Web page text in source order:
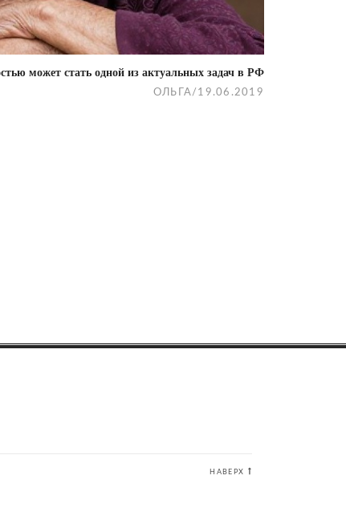
может стать одной из актуальных задач в РФ
ОЛЬГА / 19.06.2019
НАВЕРХ